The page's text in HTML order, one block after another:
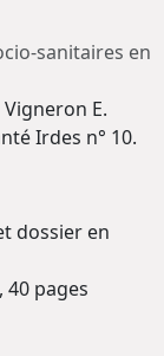
sanitaires en
Vigneron E.
Irdes n° 10.
dossier en
40 pages